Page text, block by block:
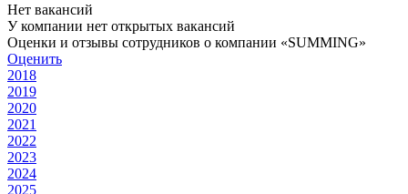
Нет вакансий
У компании нет открытых вакансий
Оценки и отзывы сотрудников о компании «SUMMING»
Оценить
2018
2019
2020
2021
2022
2023
2024
2025